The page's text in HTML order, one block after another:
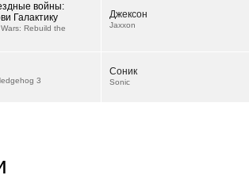
войны:
Галактику
Rebuild the
Джексон
Jaxxon
3
Соник
Sonic